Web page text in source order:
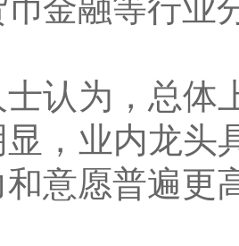
金融等行业
士认为，总体
显，业内龙头
意愿普遍更